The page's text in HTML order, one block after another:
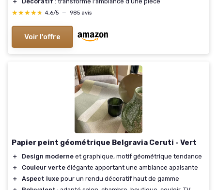
★★★★★
★★★★★ 4,6/5 — 985 avis
Voir l'offre
Papier peint géométrique Belgravia Ceruti - Vert
＋ Design moderne et graphique, motif géométrique tendance
＋
Couleur verte élégante apportant une ambiance apaisante
＋
Aspect luxe pour un rendu décoratif haut de gamme